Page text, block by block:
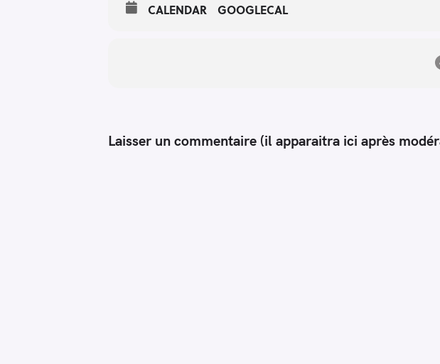
CALENDAR GOOGLECAL
Laisser un commentaire (il apparaitra ici après